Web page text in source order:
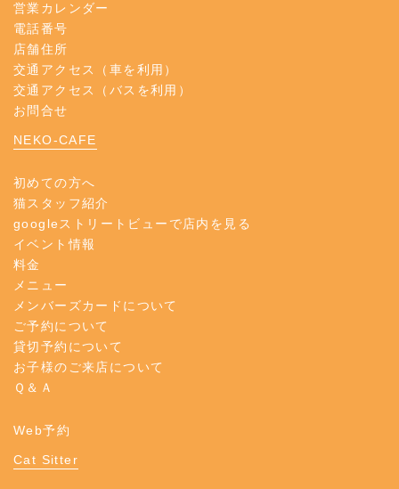
営業カレンダー
電話番号
店舗住所
交通アクセス（車を利用）
交通アクセス（バスを利用）
お問合せ
NEKO-CAFE
初めての方へ
猫スタッフ紹介
googleストリートビューで店内を見る
イベント情報
料金
メニュー
メンバーズカードについて
ご予約について
貸切予約について
お子様のご来店について
Ｑ＆Ａ
Web予約
Cat Sitter